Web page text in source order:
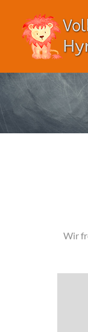
Inhalt
springen
Wir